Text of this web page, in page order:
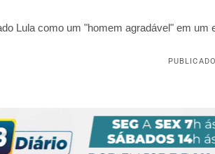
Lula como um "homem agradável" em